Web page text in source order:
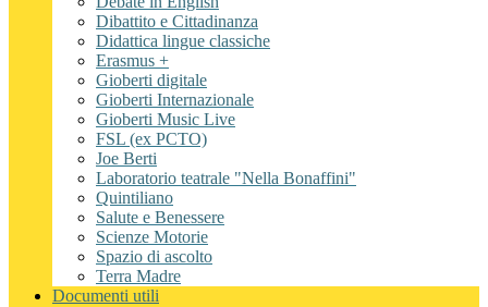
Dibattito e Cittadinanza
Didattica lingue classiche
Erasmus +
Gioberti digitale
Gioberti Internazionale
Gioberti Music Live
FSL (ex PCTO)
Joe Berti
Laboratorio teatrale "Nella Bonaffini"
Quintiliano
Salute e Benessere
Scienze Motorie
Spazio di ascolto
Terra Madre
Documenti utili